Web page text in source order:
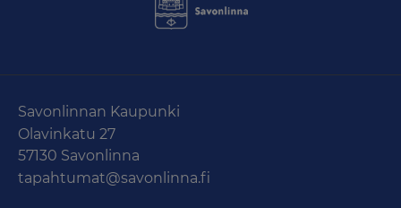
Savonlinnan Kaupunki
Olavinkatu 27
57130 Savonlinna
tapahtumat@savonlinna.fi